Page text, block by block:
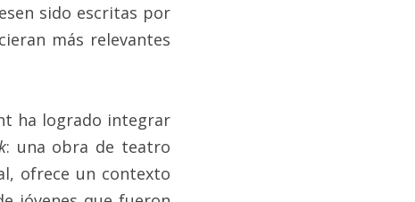
sido escritas por
más relevantes
ha logrado integrar
: una obra de teatro
ofrece un contexto